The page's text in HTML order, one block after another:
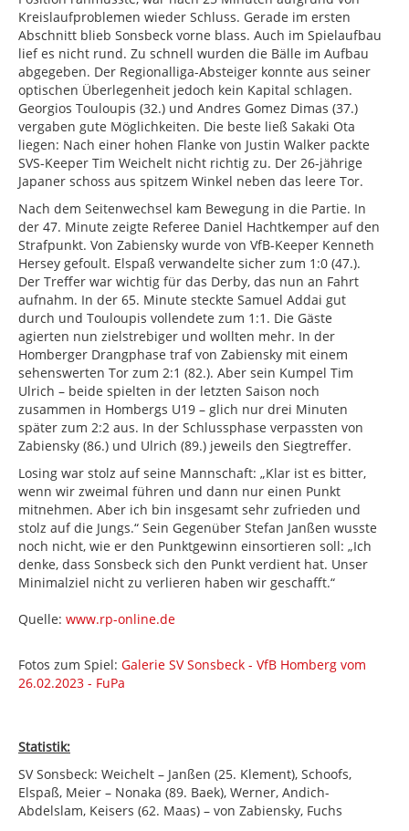
Kreislaufproblemen wieder Schluss. Gerade im ersten
Abschnitt blieb Sonsbeck vorne blass. Auch im Spielaufbau
lief es nicht rund. Zu schnell wurden die Bälle im Aufbau
abgegeben. Der Regionalliga-Absteiger konnte aus seiner
optischen Überlegenheit jedoch kein Kapital schlagen.
Georgios Touloupis (32.) und Andres Gomez Dimas (37.)
vergaben gute Möglichkeiten. Die beste ließ Sakaki Ota
liegen: Nach einer hohen Flanke von Justin Walker packte
SVS-Keeper Tim Weichelt nicht richtig zu. Der 26-jährige
Japaner schoss aus spitzem Winkel neben das leere Tor.
Nach dem Seitenwechsel kam Bewegung in die Partie. In
der 47. Minute zeigte Referee Daniel Hachtkemper auf den
Strafpunkt. Von Zabiensky wurde von VfB-Keeper Kenneth
Hersey gefoult. Elspaß verwandelte sicher zum 1:0 (47.).
Der Treffer war wichtig für das Derby, das nun an Fahrt
aufnahm. In der 65. Minute steckte Samuel Addai gut
durch und Touloupis vollendete zum 1:1. Die Gäste
agierten nun zielstrebiger und wollten mehr. In der
Homberger Drangphase traf von Zabiensky mit einem
sehenswerten Tor zum 2:1 (82.). Aber sein Kumpel Tim
Ulrich – beide spielten in der letzten Saison noch
zusammen in Hombergs U19 – glich nur drei Minuten
später zum 2:2 aus. In der Schlussphase verpassten von
Zabiensky (86.) und Ulrich (89.) jeweils den Siegtreffer.
Losing war stolz auf seine Mannschaft: „Klar ist es bitter,
wenn wir zweimal führen und dann nur einen Punkt
mitnehmen. Aber ich bin insgesamt sehr zufrieden und
stolz auf die Jungs.“ Sein Gegenüber Stefan Janßen wusste
noch nicht, wie er den Punktgewinn einsortieren soll: „Ich
denke, dass Sonsbeck sich den Punkt verdient hat. Unser
Minimalziel nicht zu verlieren haben wir geschafft.“
Quelle: www.rp-online.de
Fotos zum Spiel: Galerie SV Sonsbeck - VfB Homberg vom
26.02.2023 - FuPa
Statistik:
SV Sonsbeck: Weichelt – Janßen (25. Klement), Schoofs,
Elspaß, Meier – Nonaka (89. Baek), Werner, Andich-
Abdelslam, Keisers (62. Maas) – von Zabiensky, Fuchs